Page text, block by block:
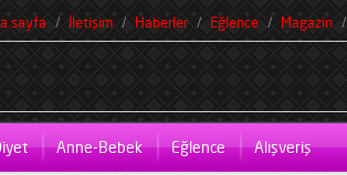
sayfa İletişim Haberler Eğlence Magazin
Anne-Bebek Eğlence Alışveriş